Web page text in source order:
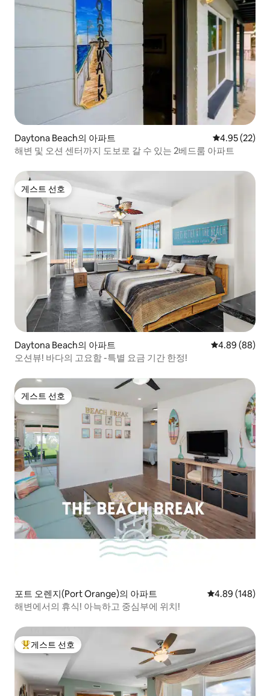
Daytona Beach의 아파트 평점 4.95점(5
4.95 (22)
해변 및 오션 센터까지 도보로 갈 수 있는 2베드룸 아파트
게스트 선호
게스트 선호
Daytona Beach의 아파트 평점 4.89점(5
4.89 (88)
오션뷰! 바다의 고요함 -특별 요금 기간 한정!
게스트 선호
게스트 선호
포트 오렌지(Port Orange)의 아파트 평점 4.89점(5
4.89 (148)
해변에서의 휴식! 아늑하고 중심부에 위치!
상위 게스트 선호
게스트 선호